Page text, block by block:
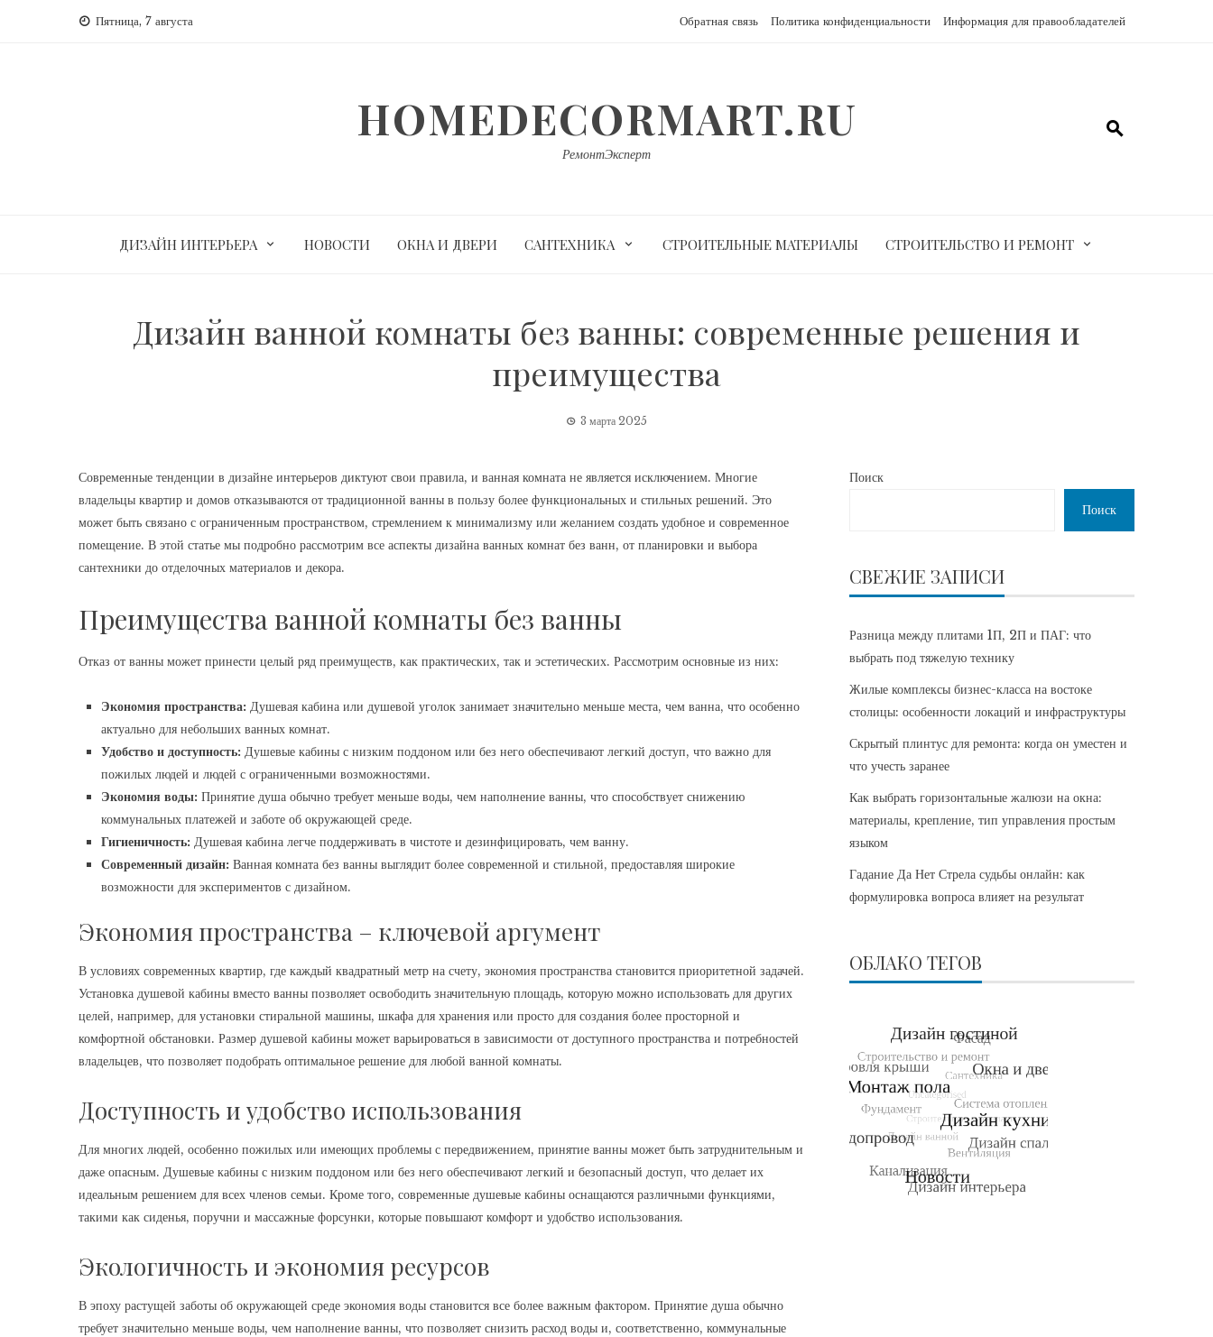
Пятница, 7 августа Обратная связь Политика конфиденциальности Информация для правообладателей
HOMEDECORMART.RU
РемонтЭксперт
ДИЗАЙН ИНТЕРЬЕРА НОВОСТИ ОКНА И ДВЕРИ САНТЕХНИКА СТРОИТЕЛЬНЫЕ МАТЕРИАЛЫ СТРОИТЕЛЬСТВО И РЕМОНТ
Дизайн ванной комнаты без ванны: современные решения и
преимущества
3 марта 2025
Современные тенденции в дизайне интерьеров диктуют свои правила, и ванная комната не является исключением. Многие
владельцы квартир и домов отказываются от традиционной ванны в пользу более функциональных и стильных решений. Это
может быть связано с ограниченным пространством, стремлением к минимализму или желанием создать удобное и современное
помещение. В этой статье мы подробно рассмотрим все аспекты дизайна ванных комнат без ванн, от планировки и выбора
сантехники до отделочных материалов и декора.
Преимущества ванной комнаты без ванны
Отказ от ванны может принести целый ряд преимуществ, как практических, так и эстетических. Рассмотрим основные из них:
Экономия пространства: Душевая кабина или душевой уголок занимает значительно меньше места, чем ванна, что особенно
актуально для небольших ванных комнат.
Удобство и доступность: Душевые кабины с низким поддоном или без него обеспечивают легкий доступ, что важно для
пожилых людей и людей с ограниченными возможностями.
Экономия воды: Принятие душа обычно требует меньше воды, чем наполнение ванны, что способствует снижению
коммунальных платежей и заботе об окружающей среде.
Гигиеничность: Душевая кабина легче поддерживать в чистоте и дезинфицировать, чем ванну.
Современный дизайн: Ванная комната без ванны выглядит более современной и стильной, предоставляя широкие
возможности для экспериментов с дизайном.
Экономия пространства – ключевой аргумент
В условиях современных квартир, где каждый квадратный метр на счету, экономия пространства становится приоритетной задачей.
Установка душевой кабины вместо ванны позволяет освободить значительную площадь, которую можно использовать для других
целей, например, для установки стиральной машины, шкафа для хранения или просто для создания более просторной и
комфортной обстановки. Размер душевой кабины может варьироваться в зависимости от доступного пространства и потребностей
владельцев, что позволяет подобрать оптимальное решение для любой ванной комнаты.
Доступность и удобство использования
Для многих людей, особенно пожилых или имеющих проблемы с передвижением, принятие ванны может быть затруднительным и
даже опасным. Душевые кабины с низким поддоном или без него обеспечивают легкий и безопасный доступ, что делает их
идеальным решением для всех членов семьи. Кроме того, современные душевые кабины оснащаются различными функциями,
такими как сиденья, поручни и массажные форсунки, которые повышают комфорт и удобство использования.
Экологичность и экономия ресурсов
В эпоху растущей заботы об окружающей среде экономия воды становится все более важным фактором. Принятие душа обычно
требует значительно меньше воды, чем наполнение ванны, что позволяет снизить расход воды и, соответственно, коммунальные
Поиск
Поиск
СВЕЖИЕ ЗАПИСИ
Разница между плитами 1П, 2П и ПАГ: что
выбрать под тяжелую технику
Жилые комплексы бизнес-класса на востоке
столицы: особенности локаций и инфраструктуры
Скрытый плинтус для ремонта: когда он уместен и
что учесть заранее
Как выбрать горизонтальные жалюзи на окна:
материалы, крепление, тип управления простым
языком
Гадание Да Нет Стрела судьбы онлайн: как
формулировка вопроса влияет на результат
ОБЛАКО ТЕГОВ